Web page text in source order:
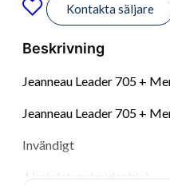
Kontakta säljare
Beskrivning
Jeanneau Leader 705 +
Jeanneau Leader 705 +
Invändigt
4 kojplatser (midcabin)